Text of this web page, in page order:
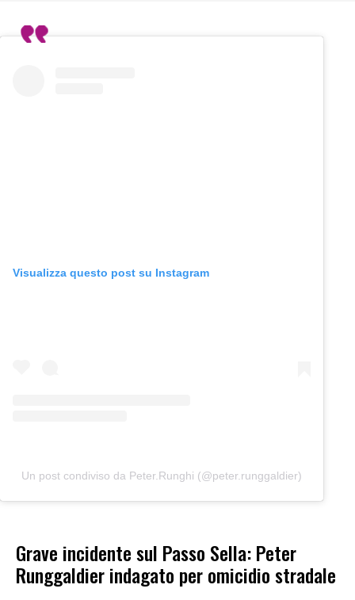
Visualizza questo post su Instagram
Un post condiviso da Peter.Runghi (@peter.runggaldier)
Grave incidente sul Passo Sella: Peter
Runggaldier indagato per omicidio stradale